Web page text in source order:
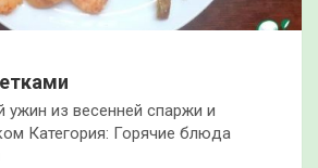
ужин из весенней спаржи и
Категория: Горячие блюда